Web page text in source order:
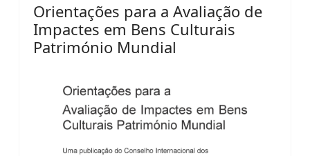
Orientações para a Avaliação de
Impactes em Bens Culturais
Património Mundial